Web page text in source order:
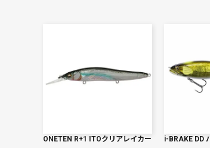
ONETEN R+1 ITOクリアレイカー i-BRAKE DD